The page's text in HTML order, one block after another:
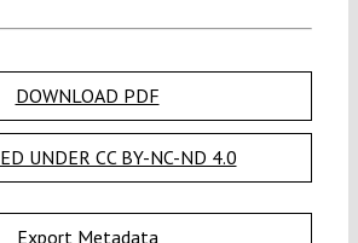
DOWNLOAD PDF
UNDER CC BY-NC-ND 4.0
Export Metadata